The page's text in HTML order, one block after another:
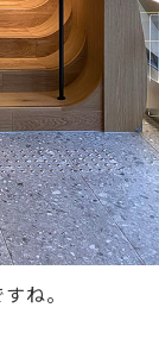
ね。